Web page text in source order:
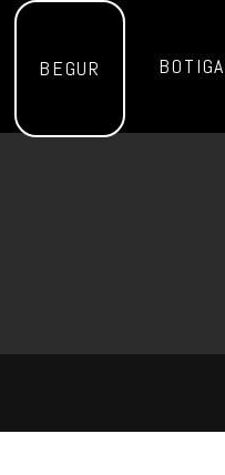
BEGUR BOTIGA